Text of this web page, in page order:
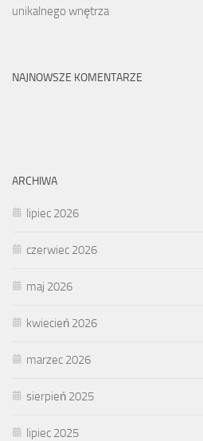
unikalnego wnętrza
NAJNOWSZE KOMENTARZE
ARCHIWA
lipiec 2026
czerwiec 2026
maj 2026
kwiecień 2026
marzec 2026
sierpień 2025
lipiec 2025